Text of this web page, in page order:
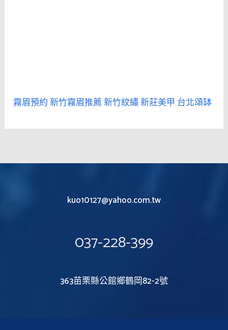
霧眉預約新竹霧眉推薦新竹紋繡新莊美甲 台北頌缽
kuo10127@yahoo.com.tw
037-228-399
363苗栗縣公館鄉鶴岡82-2號